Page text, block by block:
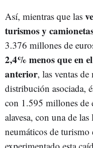
Así, mientras que las
turismos y
3.376 millones de
2,4% menos que en
anterior, las ventas
distribución asociada,
con 1.595 millones de
alavesa, con una de
neumáticos de turismo